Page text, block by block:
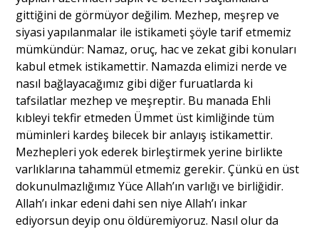
gittiğini de görmüyor değilim. Mezhep, meşrep ve
siyasi yapılanmalar ile istikameti şöyle tarif etmemiz
mümkündür: Namaz, oruç, hac ve zekat gibi konuları
kabul etmek istikamettir. Namazda elimizi nerde ve
nasıl bağlayacağımız gibi diğer furuatlarda ki
tafsilatlar mezhep ve meşreptir. Bu manada Ehli
kıbleyi tekfir etmeden Ümmet üst kimliğinde tüm
müminleri kardeş bilecek bir anlayış istikamettir.
Mezhepleri yok ederek birleştirmek yerine birlikte
varlıklarına tahammül etmemiz gerekir. Çünkü en üst
dokunulmazlığımız Yüce Allah’ın varlığı ve birliğidir.
Allah’ı inkar edeni dahi sen niye Allah’ı inkar
ediyorsun deyip onu öldüremiyoruz. Nasıl olur da